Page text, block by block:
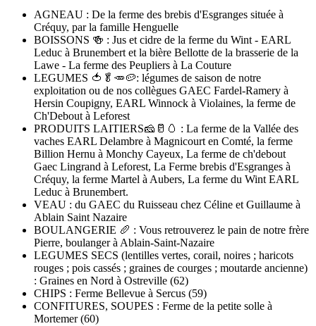
AGNEAU : De la ferme des brebis d'Esgranges située à
Créquy, par la famille Henguelle
BOISSONS 🍻 : Jus et cidre de la ferme du Wint - EARL
Leduc à Brunembert et la bière Bellotte de la brasserie de la
Lawe - La ferme des Peupliers à La Couture
LEGUMES 🍅🥬🥕🥔: légumes de saison de notre
exploitation ou de nos collègues GAEC Fardel-Ramery à
Hersin Coupigny, EARL Winnock à Violaines, la ferme de
Ch'Debout à Leforest
PRODUITS LAITIERS🧀🥛🥚 : La ferme de la Vallée des
vaches EARL Delambre à Magnicourt en Comté, la ferme
Billion Hernu à Monchy Cayeux, La ferme de ch'debout
Gaec Lingrand à Leforest, La Ferme brebis d'Esgranges à
Créquy, la ferme Martel à Aubers, La ferme du Wint EARL
Leduc à Brunembert.
VEAU : du GAEC du Ruisseau chez Céline et Guillaume à
Ablain Saint Nazaire
BOULANGERIE 🥖 : Vous retrouverez le pain de notre frère
Pierre, boulanger à Ablain-Saint-Nazaire
LEGUMES SECS (lentilles vertes, corail, noires ; haricots
rouges ; pois cassés ; graines de courges ; moutarde ancienne)
: Graines en Nord à Ostreville (62)
CHIPS : Ferme Bellevue à Sercus (59)
CONFITURES, SOUPES : Ferme de la petite solle à
Mortemer (60)